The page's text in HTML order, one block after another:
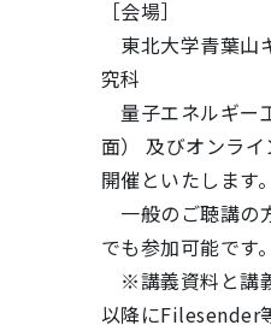
［会場］
東北大学青葉山
究科
量子エネルギー
面） 及びオンラ
開催といたします。
一般のご聴講の
でも参加可能です。
※講義資料と講
以降にFilesender